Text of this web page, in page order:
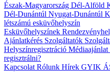
Észak-Magyarország Dél-Alföld
Dél-Dunántúl Nyugat-Dunántúl
létszámú esküvőhelyszín
Esküvőhelyszínek
Ajánlatkérés Szolgáltatók
Helyszínregisztráció Médiaajánlat
regisztrálni?
Kapcsolat Rólunk Hírek GYIK